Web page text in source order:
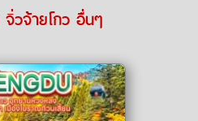
วจ้ายโกว อื่นๆ